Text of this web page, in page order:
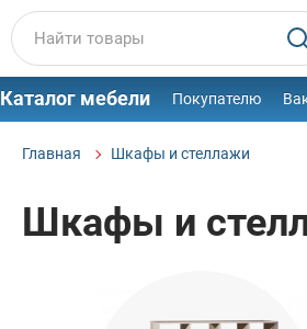
Каталог мебели Покупателю
Главная Шкафы и стеллажи
Шкафы и